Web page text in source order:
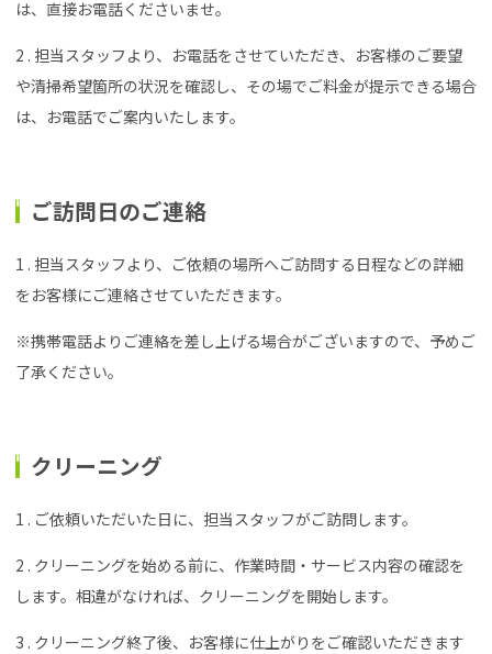
は、直接お電話くださいませ。
2 . 担当スタッフより、お電話をさせていただき、お客様のご要望
や清掃希望箇所の状況を確認し、その場でご料金が提示できる場合
は、お電話でご案内いたします。
ご訪問日のご連絡
1 . 担当スタッフより、ご依頼の場所へご訪問する日程などの詳細
をお客様にご連絡させていただきます。
※携帯電話よりご連絡を差し上げる場合がございますので、予めご
了承ください。
クリーニング
1 . ご依頼いただいた日に、担当スタッフがご訪問します。
2 . クリーニングを始める前に、作業時間・サービス内容の確認を
します。相違がなければ、クリーニングを開始します。
3 . クリーニング終了後、お客様に仕上がりをご確認いただきます